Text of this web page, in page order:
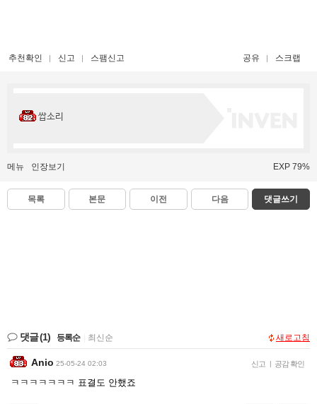
추천확인 신고 스팸신고 공유 스크랩
쌉소리
메뉴 인장보기 EXP 79%
목록 본문 이전 다음 댓글쓰기
댓글(1) 등록순 최신순 새로고침
Anio 25-05-24 02:03 신고 | 공감 확인
ㅋㅋㅋㅋㅋㅋㅋ 표결도 안했죠